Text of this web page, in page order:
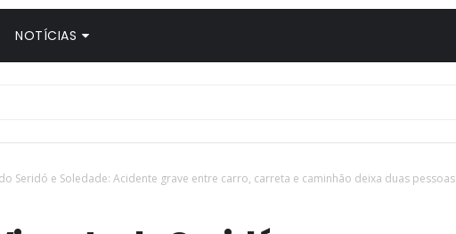
NOTÍCIAS
Seridó e Soledade: Acidente grave entre carro, carreta e caminhão deixa duas pessoas